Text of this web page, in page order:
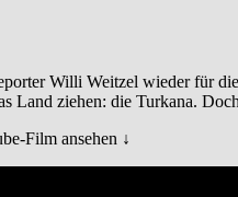
Willi Weitzel wieder für
Land ziehen: die Turkana.
Film ansehen ↓